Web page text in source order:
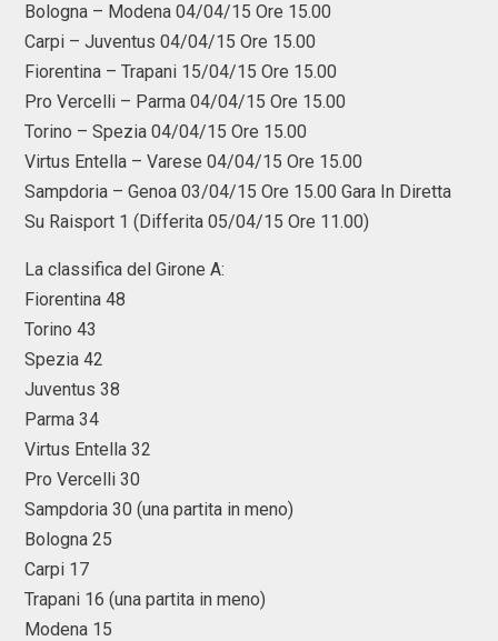
Bologna – Modena 04/04/15 Ore 15.00
Carpi – Juventus 04/04/15 Ore 15.00
Fiorentina – Trapani 15/04/15 Ore 15.00
Pro Vercelli – Parma 04/04/15 Ore 15.00
Torino – Spezia 04/04/15 Ore 15.00
Virtus Entella – Varese 04/04/15 Ore 15.00
Sampdoria – Genoa 03/04/15 Ore 15.00 Gara In Diretta
Su Raisport 1 (Differita 05/04/15 Ore 11.00)
La classifica del Girone A:
Fiorentina 48
Torino 43
Spezia 42
Juventus 38
Parma 34
Virtus Entella 32
Pro Vercelli 30
Sampdoria 30 (una partita in meno)
Bologna 25
Carpi 17
Trapani 16 (una partita in meno)
Modena 15